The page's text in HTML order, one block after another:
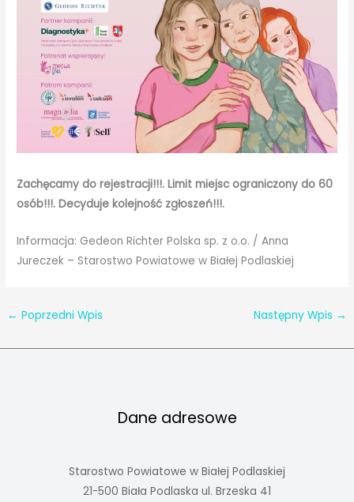
Zachęcamy do rejestracji!!!. Limit miejsc ograniczony do 60
osób!!!. Decyduje kolejność zgłoszeń!!!.
Informacja: Gedeon Richter Polska sp. z o.o. / Anna
Jureczek – Starostwo Powiatowe w Białej Podlaskiej
← Poprzedni Wpis Następny Wpis →
Dane adresowe
Starostwo Powiatowe w Białej Podlaskiej
21-500 Biała Podlaska ul. Brzeska 41